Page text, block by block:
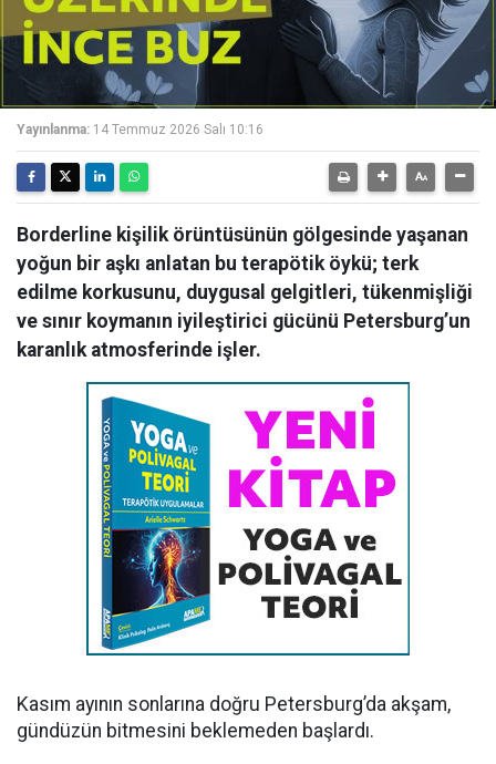
Yayınlanma: 14 Temmuz 2026 Salı 10:16
Borderline kişilik örüntüsünün gölgesinde yaşanan
yoğun bir aşkı anlatan bu terapötik öykü; terk
edilme korkusunu, duygusal gelgitleri, tükenmişliği
ve sınır koymanın iyileştirici gücünü Petersburg’un
karanlık atmosferinde işler.
Kasım ayının sonlarına doğru Petersburg’da akşam,
gündüzün bitmesini beklemeden başlardı.